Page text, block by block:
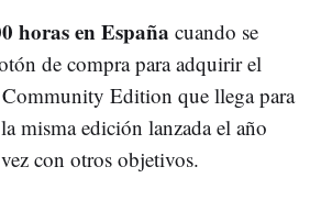
horas en España cuando se
de compra para adquirir el
Edition que llega para
misma edición lanzada el año
con otros objetivos.